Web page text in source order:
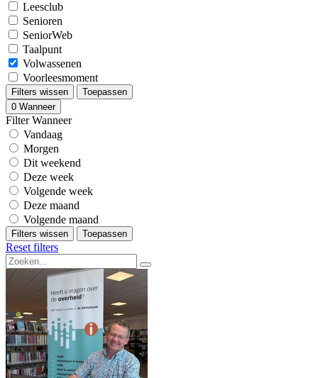
Leesclub
Senioren
SeniorWeb
Taalpunt
Volwassenen
Voorleesmoment
Filters wissen
Toepassen
0 Wanneer
Filter Wanneer
Vandaag
Morgen
Dit weekend
Deze week
Volgende week
Deze maand
Volgende maand
Filters wissen Toepassen
Reset filters